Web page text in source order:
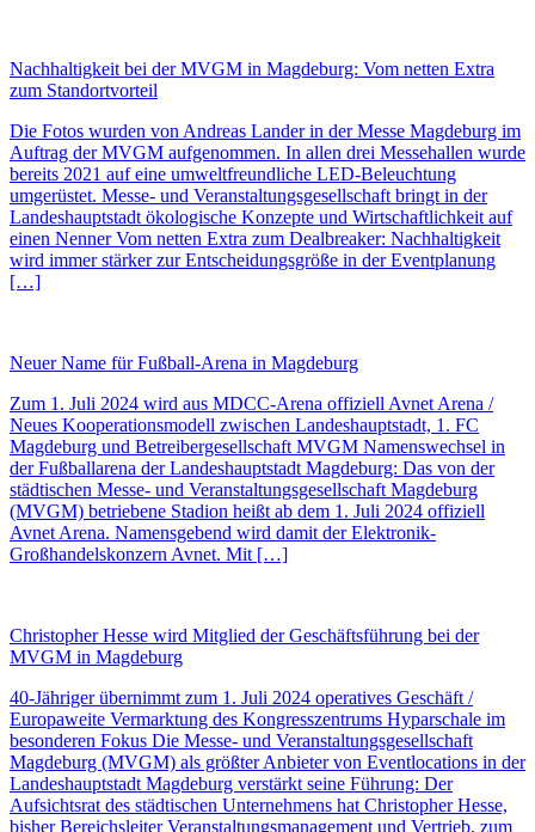
Nachhaltigkeit bei der MVGM in Magdeburg: Vom netten Extra
zum Standortvorteil
Die Fotos wurden von Andreas Lander in der Messe Magdeburg im
Auftrag der MVGM aufgenommen. In allen drei Messehallen wurde
bereits 2021 auf eine umweltfreundliche LED-Beleuchtung
umgerüstet. Messe- und Veranstaltungsgesellschaft bringt in der
Landeshauptstadt ökologische Konzepte und Wirtschaftlichkeit auf
einen Nenner Vom netten Extra zum Dealbreaker: Nachhaltigkeit
wird immer stärker zur Entscheidungsgröße in der Eventplanung
[…]
Neuer Name für Fußball-Arena in Magdeburg
Zum 1. Juli 2024 wird aus MDCC-Arena offiziell Avnet Arena /
Neues Kooperationsmodell zwischen Landeshauptstadt, 1. FC
Magdeburg und Betreibergesellschaft MVGM Namenswechsel in
der Fußballarena der Landeshauptstadt Magdeburg: Das von der
städtischen Messe- und Veranstaltungsgesellschaft Magdeburg
(MVGM) betriebene Stadion heißt ab dem 1. Juli 2024 offiziell
Avnet Arena. Namensgebend wird damit der Elektronik-
Großhandelskonzern Avnet. Mit […]
Christopher Hesse wird Mitglied der Geschäftsführung bei der
MVGM in Magdeburg
40-Jähriger übernimmt zum 1. Juli 2024 operatives Geschäft /
Europaweite Vermarktung des Kongresszentrums Hyparschale im
besonderen Fokus Die Messe- und Veranstaltungsgesellschaft
Magdeburg (MVGM) als größter Anbieter von Eventlocations in der
Landeshauptstadt Magdeburg verstärkt seine Führung: Der
Aufsichtsrat des städtischen Unternehmens hat Christopher Hesse,
bisher Bereichsleiter Veranstaltungsmanagement und Vertrieb, zum